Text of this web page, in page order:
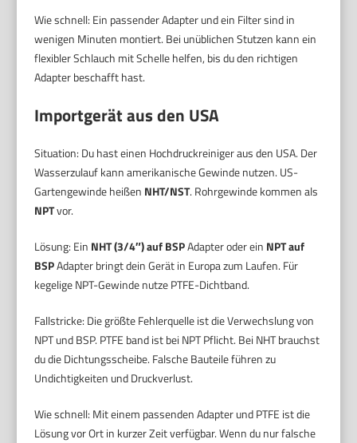
Wie schnell: Ein passender Adapter und ein Filter sind in
wenigen Minuten montiert. Bei unüblichen Stutzen kann ein
flexibler Schlauch mit Schelle helfen, bis du den richtigen
Adapter beschafft hast.
Importgerät aus den USA
Situation: Du hast einen Hochdruckreiniger aus den USA. Der
Wasserzulauf kann amerikanische Gewinde nutzen. US-
Gartengewinde heißen NHT/NST. Rohrgewinde kommen als
NPTvor.
Lösung: Ein NHT (3/4″) auf BSPAdapter oder ein NPT auf
BSPAdapter bringt dein Gerät in Europa zum Laufen. Für
kegelige NPT-Gewinde nutze PTFE-Dichtband.
Fallstricke: Die größte Fehlerquelle ist die Verwechslung von
NPT und BSP. PTFE band ist bei NPT Pflicht. Bei NHT brauchst
du die Dichtungsscheibe. Falsche Bauteile führen zu
Undichtigkeiten und Druckverlust.
Wie schnell: Mit einem passenden Adapter und PTFE ist die
Lösung vor Ort in kurzer Zeit verfügbar. Wenn du nur falsche